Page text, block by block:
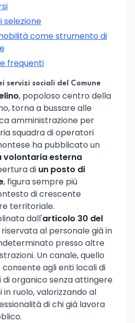
selezione
come strumento di
frequenti
servizi sociali del Comune
, popoloso centro della
torna a bussare alle
amministrazione per
squadra di operatori
ha pubblicato un
volontaria esterna
di un posto di
, figura sempre più
di crescente
territoriale.
dall'articolo 30 del
riservata al personale già in
presso altre
Un canale, quello
agli enti locali di
organico senza attingere
in ruolo, valorizzando al
di chi già lavora